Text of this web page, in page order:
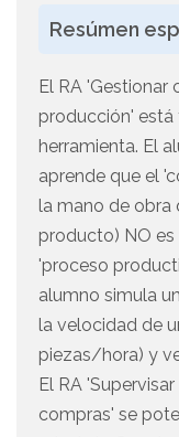
Resúmen
El RA
producción'
herramienta. El
aprende que el
la mano de obra
producto) NO es
'proceso
alumno simula
la velocidad de
piezas/hora) y
El RA
compras' se